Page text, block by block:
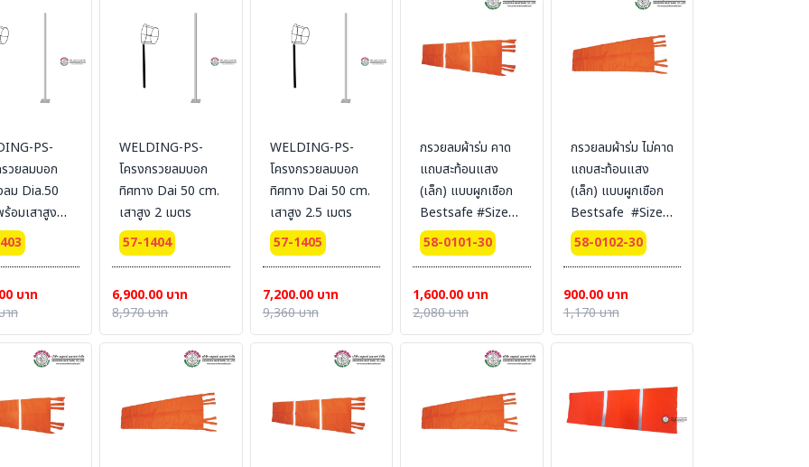
PS-
วยลมบอก
ลม Dia.50
อมเสาสูง
บาท
าท
WELDING-PS-
โครงกรวยลมบอก
ทิศทาง Dai 50 cm.
เสาสูง 2 เมตร
57-1404
6,900.00 บาท
8,970 บาท
WELDING-PS-
โครงกรวยลมบอก
ทิศทาง Dai 50 cm.
เสาสูง 2.5 เมตร
57-1405
7,200.00 บาท
9,360 บาท
กรวยลมผ้าร่ม คาด
แถบสะท้อนแสง
(เล็ก) แบบผูกเชือก
Bestsafe #Size
:30cm x 1.5 m.
58-0101-30
1,600.00 บาท
2,080 บาท
กรวยลมผ้าร่ม ไม่คาด
แถบสะท้อนแสง
(เล็ก) แบบผูกเชือก
Bestsafe #Size :
30 cm. x 1.5 m.
58-0102-30
900.00 บาท
1,170 บาท